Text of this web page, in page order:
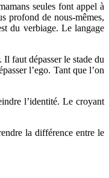
seules font appel à
profond de nous-mêmes,
du verbiage. Le langage
faut dépasser le stade du
l’ego. Tant que l’on
l’identité. Le croyant
la différence entre le